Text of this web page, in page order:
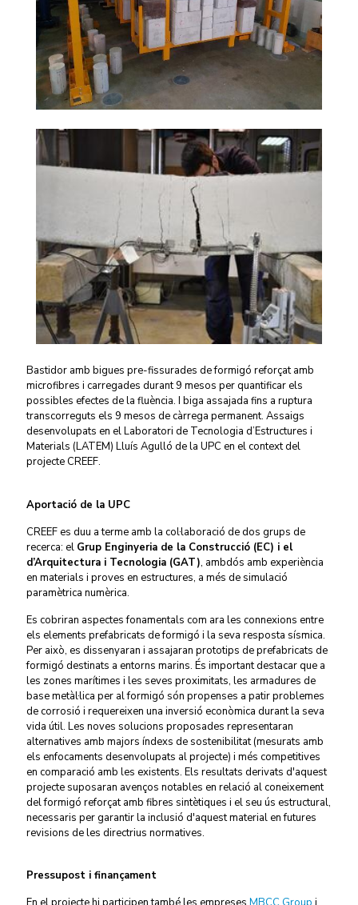
Bastidor amb bigues pre-fissurades de formigó reforçat amb
microfibres i carregades durant 9 mesos per quantificar els
possibles efectes de la fluència. I biga assajada fins a ruptura
transcorreguts els 9 mesos de càrrega permanent. Assaigs
desenvolupats en el Laboratori de Tecnologia d’Estructures i
Materials (LATEM) Lluís Agulló de la UPC en el context del
projecte CREEF.
Aportació de la UPC
CREEF es duu a terme amb la col·laboració de dos grups de
recerca: el Grup Enginyeria de la Construcció (EC) i el
d’Arquitectura i Tecnologia (GAT), ambdós amb experiència
en materials i proves en estructures, a més de simulació
paramètrica numèrica.
Es cobriran aspectes fonamentals com ara les connexions entre
els elements prefabricats de formigó i la seva resposta sísmica.
Per això, es dissenyaran i assajaran prototips de prefabricats de
formigó destinats a entorns marins. És important destacar que a
les zones marítimes i les seves proximitats, les armadures de
base metàl·lica per al formigó són propenses a patir problemes
de corrosió i requereixen una inversió econòmica durant la seva
vida útil. Les noves solucions proposades representaran
alternatives amb majors índexs de sostenibilitat (mesurats amb
els enfocaments desenvolupats al projecte) i més competitives
en comparació amb les existents. Els resultats derivats d'aquest
projecte suposaran avenços notables en relació al coneixement
delformigó reforçat amb fibres sintètiques i el seu ús estructural,
necessaris per garantir la inclusió d'aquest material en futures
revisions de les directrius normatives.
Pressupost i finançament